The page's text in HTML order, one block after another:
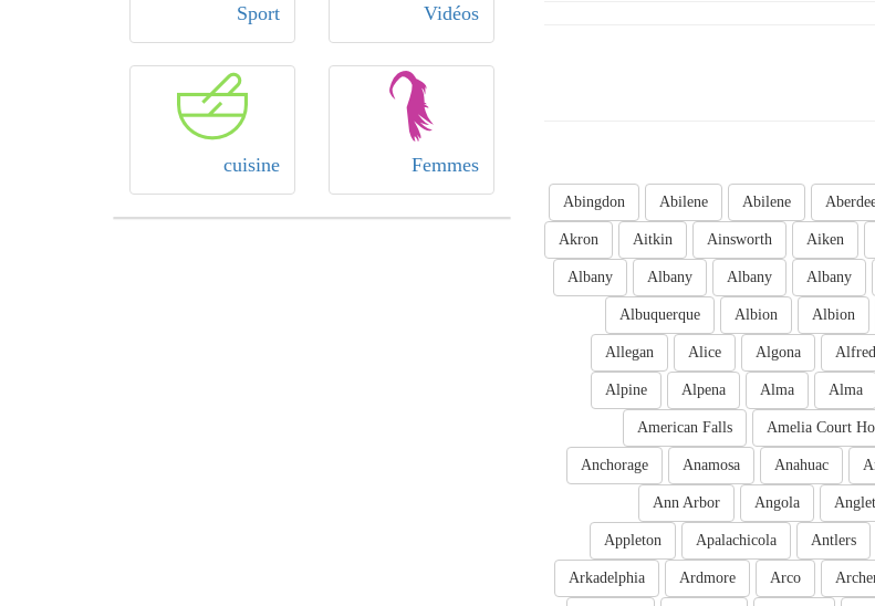
Abilene
Abilene
Abingdon
Aiken
Ainsworth
Aitkin
Akron
Albany
Albany
Albany
Albany
Albion
Albion
Albuquerque
Alfred
Algona
Alice
Allegan
Alma
Alma
Alpena
Alpine
Amelia Court
American Falls
Anahuac
Anamosa
Anchorage
Angola
Ann Arbor
Antlers
Apalachicola
Appleton
Arco
Ardmore
Arkadelphia
Vidéos
Sport
Femmes
cuisine